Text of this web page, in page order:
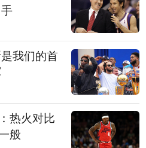
我们的首
热火对比
般